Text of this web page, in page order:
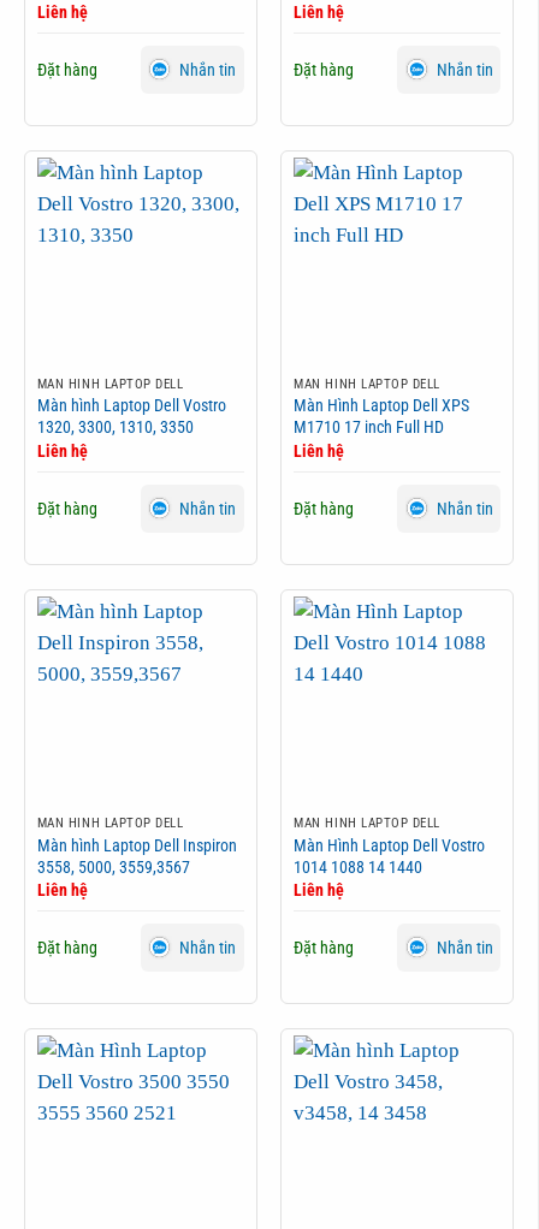
Liên hệ
Đặt hàng Nhắn tin
Liên hệ
Đặt hàng Nhắn tin
MÀN HÌNH LAPTOP DELL
Màn hình Laptop Dell Vostro
1320, 3300, 1310, 3350
Liên hệ
Đặt hàng Nhắn tin
MÀN HÌNH LAPTOP DELL
Màn Hình Laptop Dell XPS
M1710 17 inch Full HD
Liên hệ
Đặt hàng Nhắn tin
MÀN HÌNH LAPTOP DELL
Màn hình Laptop Dell Inspiron
3558, 5000, 3559,3567
Liên hệ
Đặt hàng Nhắn tin
MÀN HÌNH LAPTOP DELL
Màn Hình Laptop Dell Vostro
1014 1088 14 1440
Liên hệ
Đặt hàng Nhắn tin